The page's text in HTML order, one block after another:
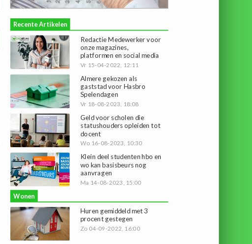
Recente Artikelen
Redactie Medewerker voor
onze magazines,
platformen en social media
Vr 15-04-2022, 12:11
Almere gekozen als
gaststad voor Hasbro
Spelendagen
Vr 18-08-2023, 18:08
Geld voor scholen die
statushouders opleiden tot
docent
Wo 16-08-2023, 10:30
Klein deel studenten hbo en
wo kan basisbeurs nog
aanvragen
Ma 14-08-2023, 15:00
Wonen
Huren gemiddeld met 3
procent gestegen
Zo 04-09-2022, 16:00